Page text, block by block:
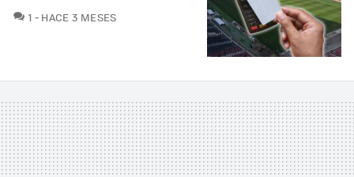
1 COMENTARIOS
HACE 3 MESES